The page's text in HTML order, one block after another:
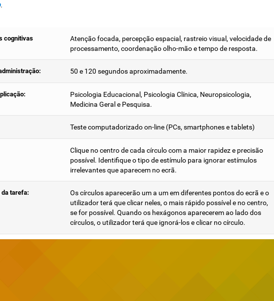
.
cognitivas
Atenção focada, percepção espacial, rastreio visual, velocidade de
processamento, coordenação olho-mão e tempo de resposta.
50 e 120 segundos aproximadamente.
Psicologia Educacional, Psicologia Clínica, Neuropsicologia,
Medicina Geral e Pesquisa.
Teste computadorizado on-line (PCs, smartphones e tablets)
Clique no centro de cada círculo com a maior rapidez e precisão
possível. Identifique o tipo de estímulo para ignorar estímulos
irrelevantes que aparecem no ecrã.
tarefa:
Os círculos aparecerão um a um em diferentes pontos do ecrã e o
utilizador terá que clicar neles, o mais rápido possível e no centro,
se for possível. Quando os hexágonos aparecerem ao lado dos
círculos, o utilizador terá que ignorá-los e clicar no círculo.